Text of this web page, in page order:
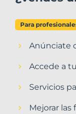
Para
Anúnciate
Accede a
Servicios
Mejorar